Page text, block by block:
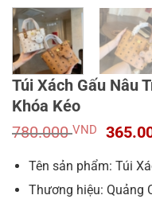
Túi Xách Gấu Nâu
Khóa Kéo
780.000VND
Giá
là:
Tên sản phẩm: Túi
Thương hiệu: Quảng